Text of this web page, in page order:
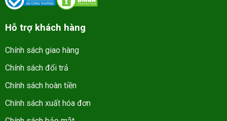
Hỗ trợ khách hàng
Chính sách giao hàng
Chính sách đổi trả
Chính sách hoàn tiền
Chính sách xuất hóa đơn